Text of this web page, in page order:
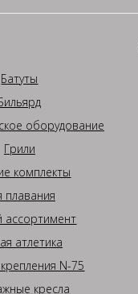
Батуты
оборудование
Грили
комплекты
плавания
ассортимент
атлетика
N-75
кресла